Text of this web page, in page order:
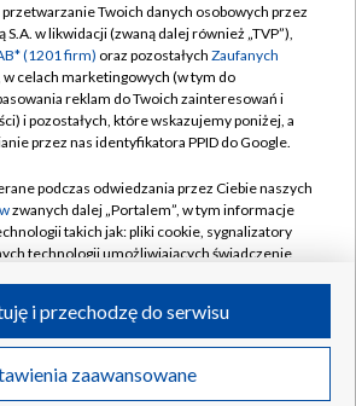
TVP
Cyfrowa
Regulamin TVP
Polityka prywatności
Moje zgody
Pomoc
Kontakt
Kanały
Polska S.A. w likwidacji
Twoich danych osobowych przez
S.A. w likwidacji (zwaną dalej również „TVP”),
(1201 firm) oraz pozostałych Zaufanych
w celach marketingowych (w tym do
reklam do Twoich zainteresowań i
i pozostałych, które wskazujemy poniżej, a
przez nas identyfikatora PPID do Google.
podczas odwiedzania przez Ciebie naszych
zwanych dalej „Portalem”, w tym informacje
takich jak: pliki cookie, sygnalizatory
technologii umożliwiających świadczenie
podczas odwiedzania przez Ciebie
na Portalu, takie jak adresy IP, identyfikatory
zaawansowane
i przechodzę do serwisu